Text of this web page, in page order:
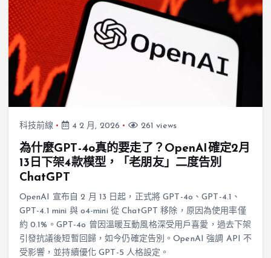
科技前線 4 2 月, 2026 261 views
為什麼GPT-4o真的要走了？OpenAI確定2月
13日下架4款模型，「老朋友」二度告別
ChatGPT
OpenAI 宣布自 2 月 13 日起，正式將 GPT-4o、GPT-4.1、
GPT-4.1 mini 與 o4-mini 從 ChatGPT 移除，原因為使用率僅
約 0.1%。GPT-4o 曾因溫暖互動風格深受用戶喜愛，過去下架
引發抗議後短暫回歸，如今仍確定告別。OpenAI 強調 API 不
受影響，並持續優化 GPT-5 人格設定。